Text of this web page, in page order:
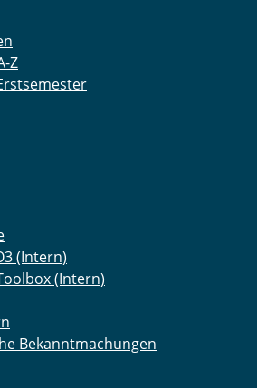
Z
(Intern)
(Intern)
Bekanntmachungen